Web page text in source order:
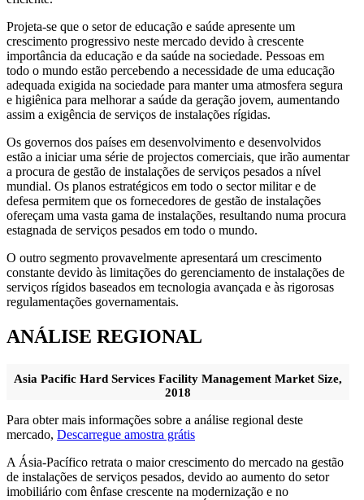
Projeta-se que o setor de educação e saúde apresente um
crescimento progressivo neste mercado devido à crescente
importância da educação e da saúde na sociedade. Pessoas em
todo o mundo estão percebendo a necessidade de uma educação
adequada exigida na sociedade para manter uma atmosfera segura
e higiênica para melhorar a saúde da geração jovem, aumentando
assim a exigência de serviços de instalações rígidas.
Os governos dos países em desenvolvimento e desenvolvidos
estão a iniciar uma série de projectos comerciais, que irão aumentar
a procura de gestão de instalações de serviços pesados ​​a nível
mundial. Os planos estratégicos em todo o sector militar e de
defesa permitem que os fornecedores de gestão de instalações
ofereçam uma vasta gama de instalações, resultando numa procura
estagnada de serviços pesados ​​em todo o mundo.
O outro segmento provavelmente apresentará um crescimento
constante devido às limitações do gerenciamento de instalações de
serviços rígidos baseados em tecnologia avançada e às rigorosas
regulamentações governamentais.
ANÁLISE REGIONAL
Asia Pacific Hard Services Facility Management Market Size,
2018
Para obter mais informações sobre a análise regional deste
mercado, Descarregue amostra grátis
A Ásia-Pacífico retrata o maior crescimento do mercado na gestão
de instalações de serviços pesados, devido ao aumento do setor
imobiliário com ênfase crescente na modernização e no